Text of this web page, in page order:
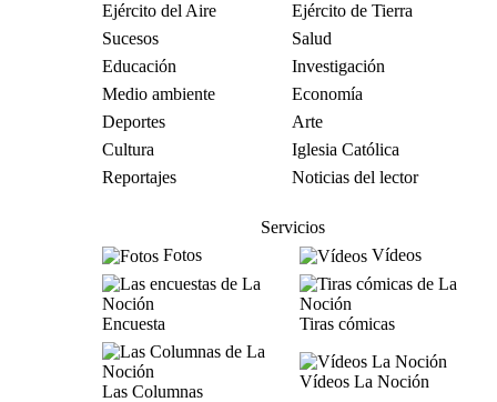
Ejército del Aire
Ejército de Tierra
Sucesos
Salud
Educación
Investigación
Medio ambiente
Economía
Deportes
Arte
Cultura
Iglesia Católica
Reportajes
Noticias del lector
Servicios
Fotos
Vídeos
Encuesta Tiras cómicas
Las Columnas
Vídeos La Noción